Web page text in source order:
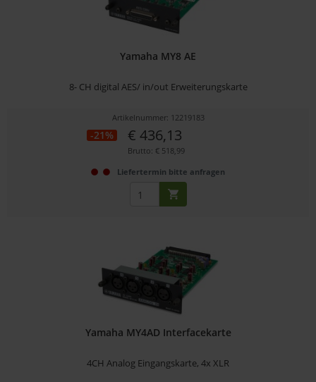
Yamaha MY8 AE
8- CH digital AES/ in/out Erweiterungskarte
Artikelnummer: 12219183
-21% € 436,13
Brutto: € 518,99
Liefertermin bitte anfragen
Yamaha MY4AD Interfacekarte
4CH Analog Eingangskarte, 4x XLR